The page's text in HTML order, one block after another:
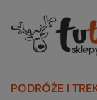
PODRÓŻE I